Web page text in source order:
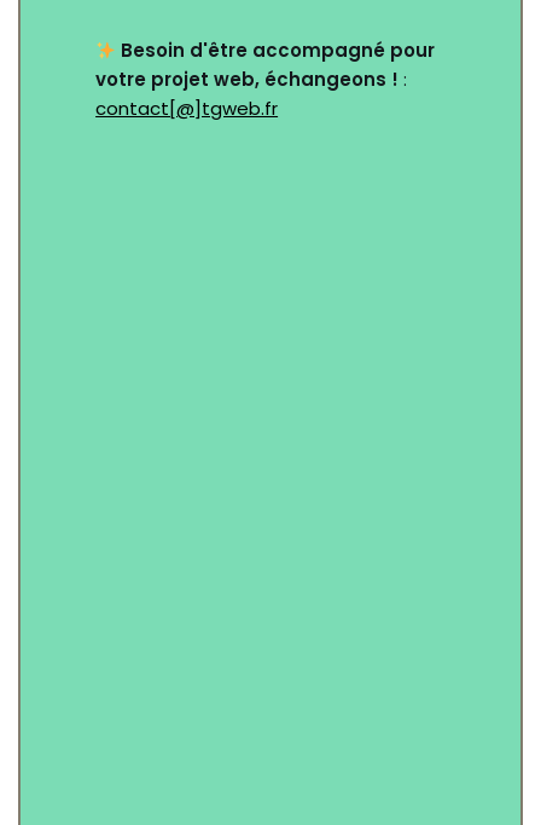
Besoin d'être accompagné pour
votre projet web, échangeons ! :
contact[@]tgweb.fr